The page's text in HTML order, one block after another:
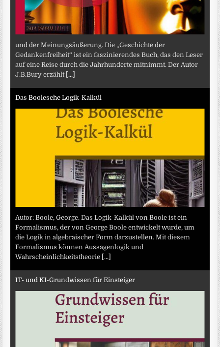
und der Meinungsäußerung. Die „Geschichte der
Gedankenfreiheit“ ist ein faszinierendes Buch, das den Leser
auf eine Reise durch die Jahrhunderte mitnimmt. Der Autor
J.B.Bury erzählt [...]
Das Boolesche Logik-Kalkül
Autor: Boole, George. Das Logik-Kalkül von Boole ist ein
Formalismus, der von George Boole entwickelt wurde, um
die Logik in algebraischer Form darzustellen. Mit diesem
Formalismus können Aussagenlogik und
Wahrscheinlichkeitstheorie [...]
IT- und KI-Grundwissen für Einsteiger